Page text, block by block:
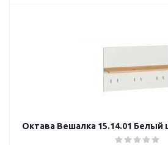
Октава Вешалка 15.14.01